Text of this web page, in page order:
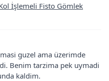
İşlemeli Fisto Gömlek
guzel ama üzerimde
Benim tarzima pek uymadi
kaldim.